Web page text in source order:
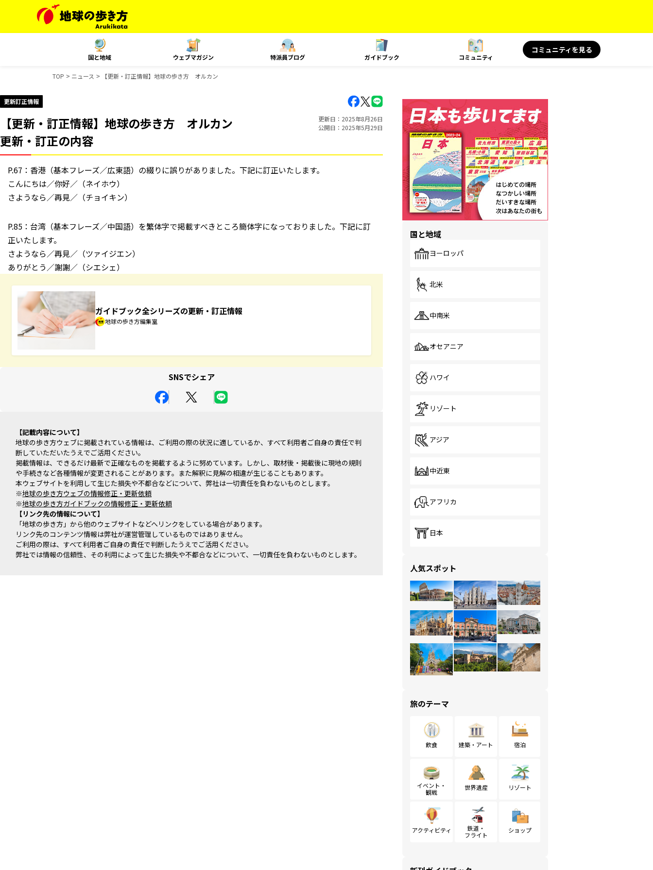
国と地域 ウェブマガジン 特派員ブログ ガイドブック コミュニティ
コミュニティを見る
TOP ニュース 【更新・訂正情報】地球の歩き方 オルカン
更新訂正情報
【更新・訂正情報】地球の歩き方 オルカン 更新日
2025年8月26日
公開日
2025年5月29日
更新・訂正の内容
P.67：香港（基本フレーズ／広東語）の綴りに誤りがありました。下記に訂正いたします。
こんにちは／你好／（ネイホウ）
さようなら／再見／（チョイキン）
P.85：台湾（基本フレーズ／中国語）を繁体字で掲載すべきところ簡体字になっておりました。下記に訂
正いたします。
さようなら／再見／（ツァイジエン）
ありがとう／謝謝／（シエシェ）
ガイドブック全シリーズの更新・訂正情報
地球の歩き方編集室
SNSでシェア
記載内容について
地球の歩き方ウェブに掲載されている情報は、ご利用の際の状況に適しているか、すべて利用者ご自身の責任で判
断していただいたうえでご活用ください。
掲載情報は、できるだけ最新で正確なものを掲載するように努めています。しかし、取材後・掲載後に現地の規則
や手続きなど各種情報が変更されることがあります。また解釈に見解の相違が生じることもあります。
本ウェブサイトを利用して生じた損失や不都合などについて、弊社は一切責任を負わないものとします。
※地球の歩き方ウェブの情報修正・更新依頼
※地球の歩き方ガイドブックの情報修正・更新依頼
リンク先の情報について
「地球の歩き方」から他のウェブサイトなどへリンクをしている場合があります。
リンク先のコンテンツ情報は弊社が運営管理しているものではありません。
ご利用の際は、すべて利用者ご自身の責任で判断したうえでご活用ください。
弊社では情報の信頼性、その利用によって生じた損失や不都合などについて、一切責任を負わないものとします。
国と地域
ヨーロッパ
北米
中南米
オセアニア
ハワイ
リゾート
アジア
中近東
アフリカ
日本
人気スポット
旅のテーマ
飲食 建築・アート 宿泊
イベント・
観戦
世界遺産 リゾート
アクティビティ
鉄道・
フライト
ショップ